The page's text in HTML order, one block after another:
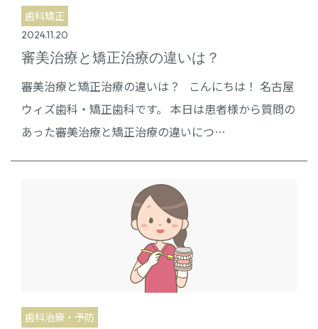
歯科矯正
2024.11.20
審美治療と矯正治療の違いは？
審美治療と矯正治療の違いは？ こんにちは！ 名古屋
ウィズ歯科・矯正歯科です。 本日は患者様から質問の
あった審美治療と矯正治療の違いにつ…
歯科治療・予防